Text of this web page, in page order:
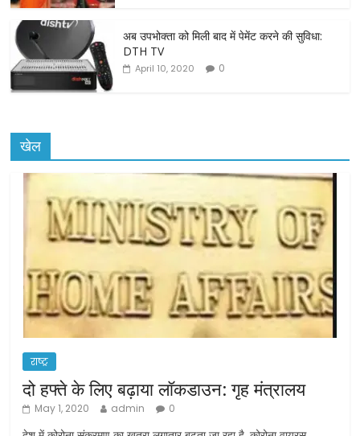
अब उपभोक्ता को मिली बाद में पेमेंट करने की सुविधा:
DTH TV
April 10, 2020 0
खेल
राष्ट्र
दो हफ्ते के लिए बढ़ाया लॉकडाउन: गृह मंत्रालय
May 1, 2020 admin 0